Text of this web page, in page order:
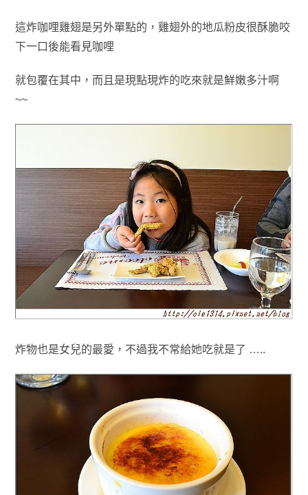
這炸咖哩雞翅是另外單點的，雞翅外的地瓜粉皮很酥脆咬
下一口後能看見咖哩
就包覆在其中 ，而且是現點現炸的吃來就是鮮嫩多汁啊
~~
炸物也是女兒的最愛 ， 不過我不常給她吃就是了 …..